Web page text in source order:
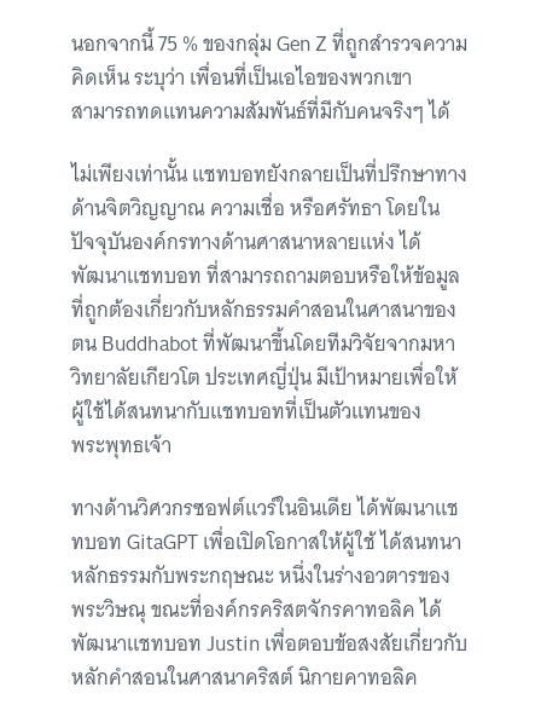
นอกจากนี้ 75 % ของกลุ่ม Gen Z ที่ถูกสำรวจความ
คิดเห็น ระบุว่า เพื่อนที่เป็นเอไอของพวกเขา
สามารถทดแทนความสัมพันธ์ที่มีกับคนจริงๆ ได้
ไม่เพียงเท่านั้น แชทบอทยังกลายเป็นที่ปรึกษาทาง
ด้านจิตวิญญาณ ความเชื่อ หรือศรัทธา โดยใน
ปัจจุบันองค์กรทางด้านศาสนาหลายแห่ง ได้
พัฒนาแชทบอท ที่สามารถถามตอบหรือให้ข้อมูล
ที่ถูกต้องเกี่ยวกับหลักธรรมคำสอนในศาสนาของ
ตน Buddhabot ที่พัฒนาขึ้นโดยทีมวิจัยจากมหา
วิทยาลัยเกียวโต ประเทศญี่ปุ่น มีเป้าหมายเพื่อให้
ผู้ใช้ได้สนทนากับแชทบอทที่เป็นตัวแทนของ
พระพุทธเจ้า
ทางด้านวิศวกรซอฟต์แวร์ในอินเดีย ได้พัฒนาแช
ทบอท GitaGPT เพื่อเปิดโอกาสให้ผู้ใช้ ได้สนทนา
หลักธรรมกับพระกฤษณะ หนึ่งในร่างอวตารของ
พระวิษณุ ขณะที่องค์กรคริสตจักรคาทอลิค ได้
พัฒนาแชทบอท Justin เพื่อตอบข้อสงสัยเกี่ยวกับ
หลักคำสอนในศาสนาคริสต์ นิกายคาทอลิค